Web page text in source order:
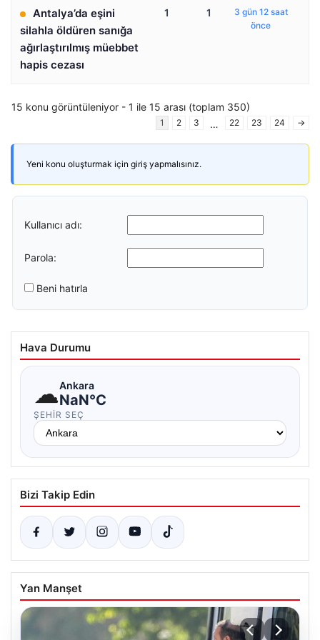
Antalya’da eşini
silahla öldüren sanığa
ağırlaştırılmış müebbet
hapis cezası
1 1
3 gün 12 saat
önce
15 konu görüntüleniyor - 1 ile 15 arası (toplam 350)
1 2 3 … 22 23 24 →
Yeni konu oluşturmak için giriş yapmalısınız.
Kullanıcı adı:
Parola:
Beni hatırla
Hava Durumu
☁Ankara
NaN°C
ŞEHIR SEÇ
Bizi Takip Edin
Yan Manşet